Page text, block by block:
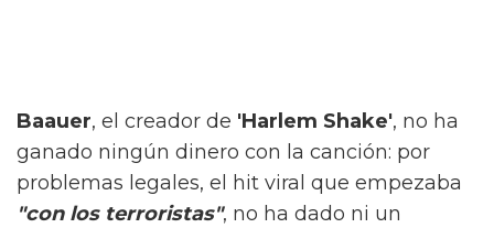
Baauer, el creador de 'Harlem Shake', no ha
ganado ningún dinero con la canción: por
problemas legales, el hit viral que empezaba
"con los terroristas", no ha dado ni un